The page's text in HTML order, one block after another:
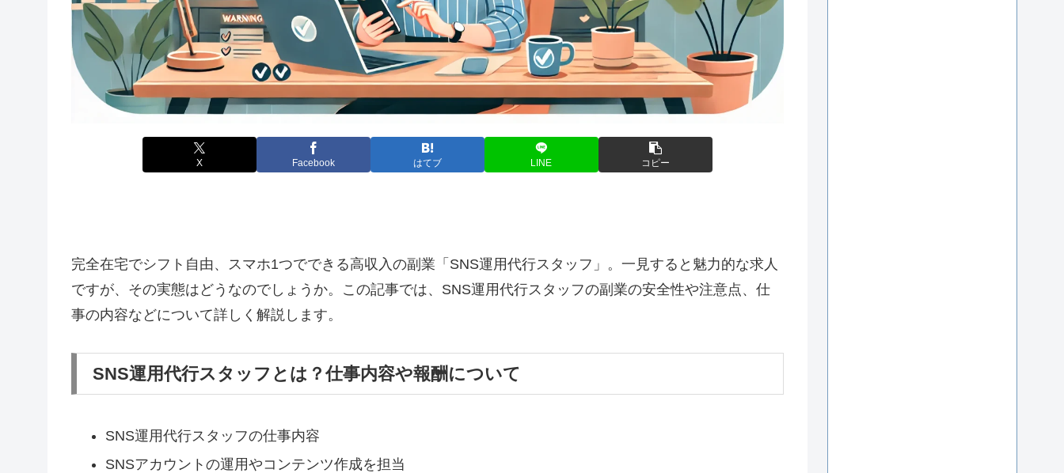
X Facebook はてブ LINE コピー
完全在宅でシフト自由、スマホ1つでできる高収入の副業「SNS運用代行スタッフ」。一見すると魅力的な求人
ですが、その実態はどうなのでしょうか。この記事では、SNS運用代行スタッフの副業の安全性や注意点、仕
事の内容などについて詳しく解説します。
SNS運用代行スタッフとは？仕事内容や報酬について
SNS運用代行スタッフの仕事内容
SNSアカウントの運用やコンテンツ作成を担当